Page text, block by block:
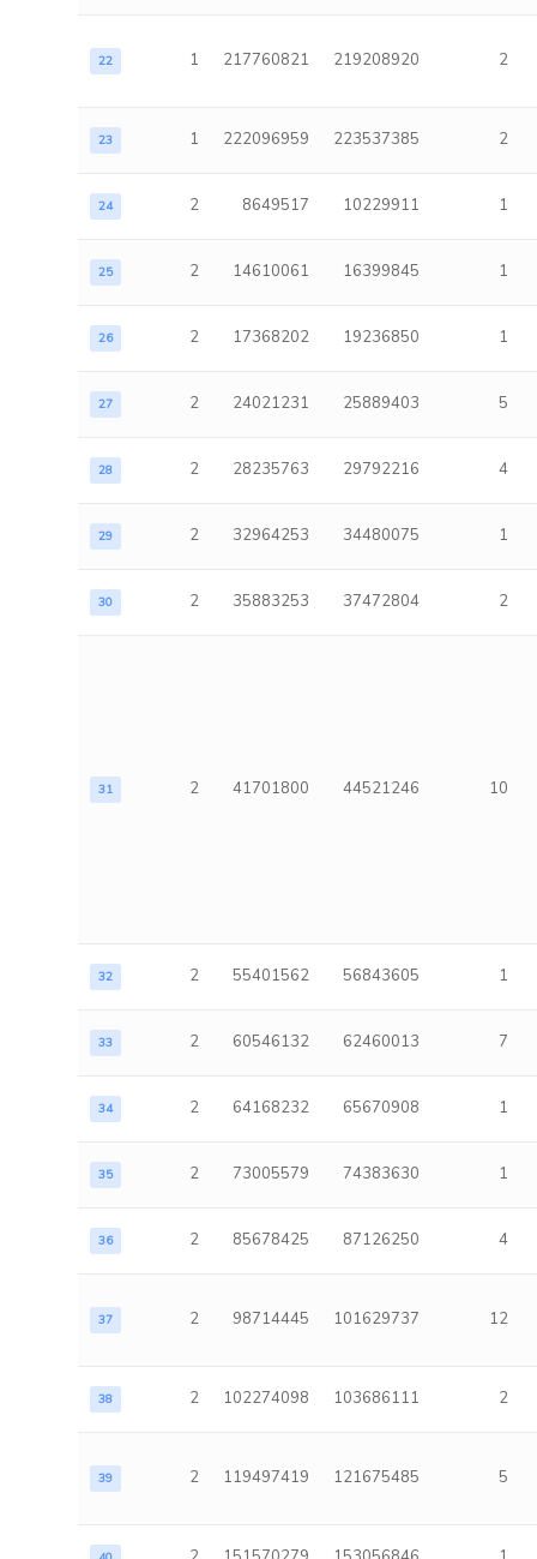
22 1 217760821 219208920 2
23 1 222096959 223537385 2
24 2 8649517 10229911 1
25 2 14610061 16399845 1
26 2 17368202 19236850 1
27 2 24021231 25889403 5
28 2 28235763 29792216 4
29 2 32964253 34480075 1
30 2 35883253 37472804 2
31 2 41701800 44521246 10
32 2 55401562 56843605 1
33 2 60546132 62460013 7
34 2 64168232 65670908 1
35 2 73005579 74383630 1
36 2 85678425 87126250 4
37 2 98714445 101629737 12
38 2 102274098 103686111 2
39 2 119497419 121675485 5